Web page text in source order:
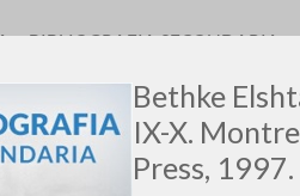
Bethke
IX-X.
Press, 1997.
BIBLIOGRAFIA SECONDARIA